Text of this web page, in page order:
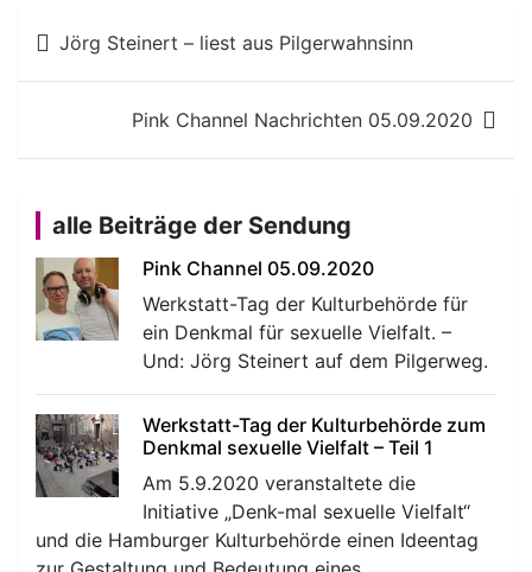
Beitragsnavigation
Jörg Steinert – liest aus Pilgerwahnsinn
Pink Channel Nachrichten 05.09.2020
alle Beiträge der Sendung
Pink Channel 05.09.2020
Werkstatt-Tag der Kulturbehörde für
ein Denkmal für sexuelle Vielfalt. –
Und: Jörg Steinert auf dem Pilgerweg.
Werkstatt-Tag der Kulturbehörde zum
Denkmal sexuelle Vielfalt – Teil 1
Am 5.9.2020 veranstaltete die
Initiative „Denk-mal sexuelle Vielfalt“
und die Hamburger Kulturbehörde einen Ideentag